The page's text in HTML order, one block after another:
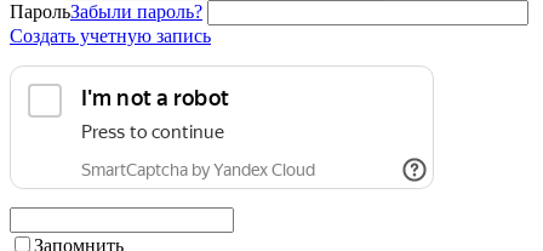
ПарольЗабыли пароль?
Создать учетную запись
Запомнить